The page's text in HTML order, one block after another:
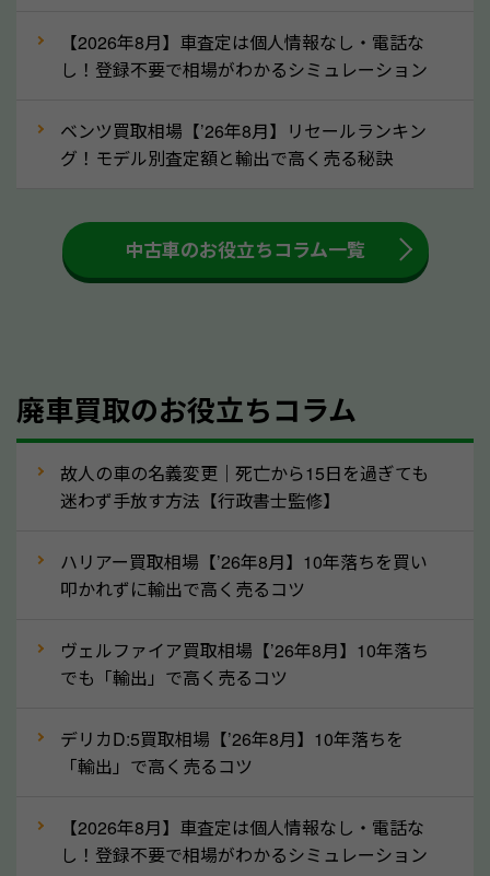
③自動車税の還付金の扱いについて確認し
車を廃車にすると、自動車税の還付金を受け取ること
付金をお客様に返還しない業者もあります。廃車査定
をする際には、自動車税の還付金の返還があるかどう
かを確認するようにしてください。栃木県のソコカラ
人気の車種は廃車の状態でも、高価買取が可能です。
産車は高く買取が可能です。「廃車＝買取できない」
なら廃車の車も適正価格で買取できます。他社で買取
拒否となった車も価格がつく可能性があるので、諦め
でも高価買取が可能なケースは珍しくないため、まず
はWebで簡単にできる無料査定をお試しください。
実績」で確認できます。
⑤車内の簡単な清掃で買取価格アップも！
しばらく乗っていない車は、車内のシートや座席の下
が汚れていることも多いです。シミや汚れが付着して
【2026年8月】車査定は個人情報なし・電話な
し！登録不要で相場がわかるシミュレーション
ベンツ買取相場【’26年8月】リセールランキン
グ！モデル別査定額と輸出で高く売る秘訣
中古車のお役立ちコラム一覧
廃車買取のお役立ちコラム
故人の車の名義変更｜死亡から15日を過ぎても
迷わず手放す方法【行政書士監修】
ハリアー買取相場【’26年8月】10年落ちを買い
叩かれずに輸出で高く売るコツ
ヴェルファイア買取相場【’26年8月】10年落ち
でも「輸出」で高く売るコツ
デリカD:5買取相場【’26年8月】10年落ちを
「輸出」で高く売るコツ
【2026年8月】車査定は個人情報なし・電話な
し！登録不要で相場がわかるシミュレーション